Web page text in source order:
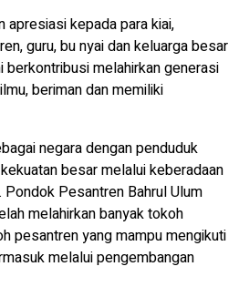
apresiasi kepada para kiai,
guru, bu nyai dan keluarga besar
berkontribusi melahirkan generasi
beriman dan memiliki
negara dengan penduduk
besar melalui keberadaan
Pesantren Bahrul Ulum
melahirkan banyak tokoh
pesantren yang mampu mengikuti
melalui pengembangan